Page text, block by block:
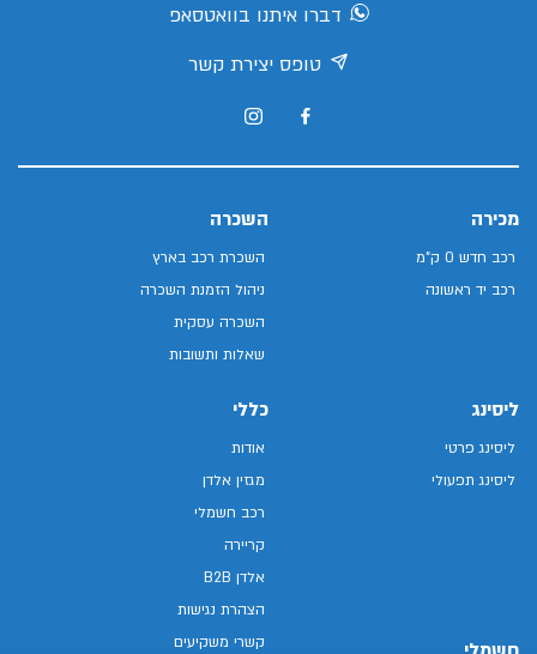
דברו איתנו בוואטסאפ
טופס יצירת קשר
מכירה
רכב חדש 0 ק"מ
רכב יד ראשונה
השכרה
השכרת רכב בארץ
ניהול הזמנת השכרה
השכרה עסקית
שאלות ותשובות
ליסינג
ליסינג פרטי
ליסינג תפעולי
כללי
אודות
מגזין אלדן
רכב חשמלי
קריירה
אלדן B2B
הצהרת נגישות
קשרי משקיעים